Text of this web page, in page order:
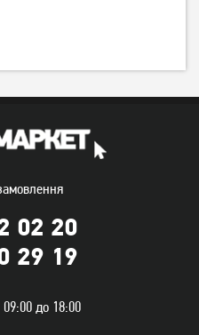
02 20
29 19
до 18:00